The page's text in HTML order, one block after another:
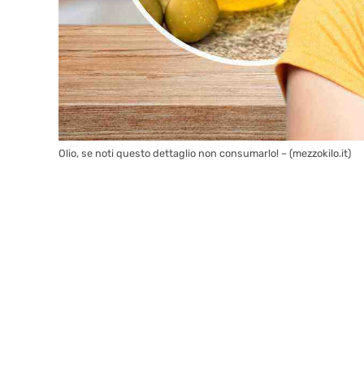
Olio, se noti questo dettaglio non consumarlo! – (mezzokilo.it)